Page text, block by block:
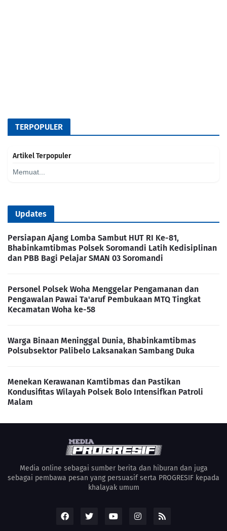
TERPOPULER
Artikel Terpopuler
Memuat...
Updates
Persiapan Ajang Lomba Sambut HUT RI Ke-81,
Bhabinkamtibmas Polsek Soromandi Latih Kedisiplinan
dan PBB Bagi Pelajar SMAN 03 Soromandi
Personel Polsek Woha Menggelar Pengamanan dan
Pengawalan Pawai Ta'aruf Pembukaan MTQ Tingkat
Kecamatan Woha ke-58
Warga Binaan Meninggal Dunia, Bhabinkamtibmas
Polsubsektor Palibelo Laksanakan Sambang Duka
Menekan Kerawanan Kamtibmas dan Pastikan
Kondusifitas Wilayah Polsek Bolo Intensifkan Patroli
Malam
Media online sebagai sumber berita dan hiburan dan juga
sebagai pembawa pesan yang persuasif serta PROGRESIF kepada
khalayak umum